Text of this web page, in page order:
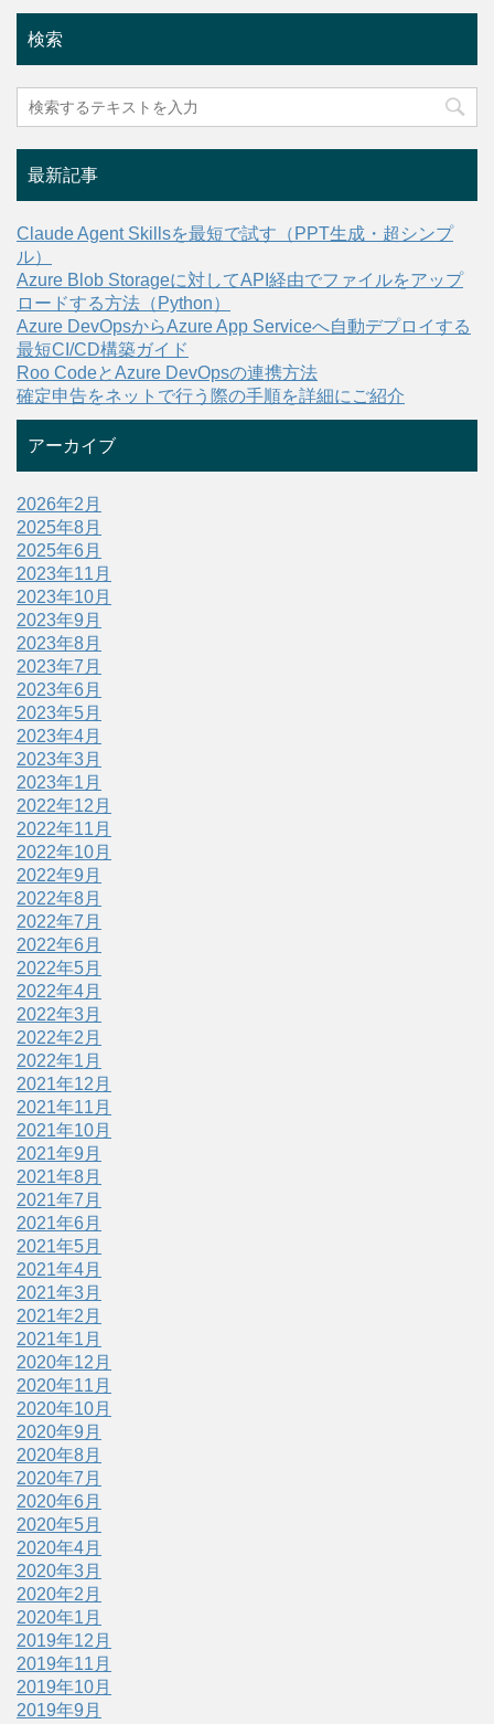
検索
最新記事
Claude Agent Skillsを最短で試す（PPT生成・超シンプ
ル）
Azure Blob Storageに対してAPI経由でファイルをアップ
ロードする方法（Python）
Azure DevOpsからAzure App Serviceへ自動デプロイする
最短CI/CD構築ガイド
Roo CodeとAzure DevOpsの連携方法
確定申告をネットで行う際の手順を詳細にご紹介
アーカイブ
2026年2月
2025年8月
2025年6月
2023年11月
2023年10月
2023年9月
2023年8月
2023年7月
2023年6月
2023年5月
2023年4月
2023年3月
2023年1月
2022年12月
2022年11月
2022年10月
2022年9月
2022年8月
2022年7月
2022年6月
2022年5月
2022年4月
2022年3月
2022年2月
2022年1月
2021年12月
2021年11月
2021年10月
2021年9月
2021年8月
2021年7月
2021年6月
2021年5月
2021年4月
2021年3月
2021年2月
2021年1月
2020年12月
2020年11月
2020年10月
2020年9月
2020年8月
2020年7月
2020年6月
2020年5月
2020年4月
2020年3月
2020年2月
2020年1月
2019年12月
2019年11月
2019年10月
2019年9月